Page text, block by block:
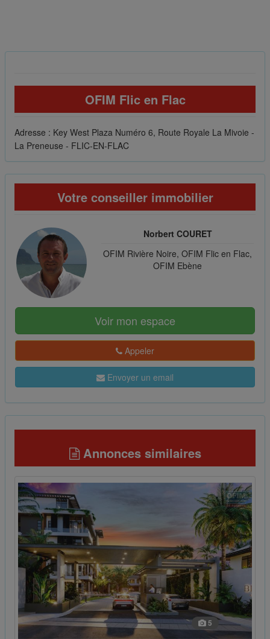
OFIM Flic en Flac
Adresse : Key West Plaza Numéro 6, Route Royale La Mivoie -
La Preneuse - FLIC-EN-FLAC
Votre conseiller immobilier
Norbert COURET
OFIM Rivière Noire, OFIM Flic en Flac,
OFIM Ebène
Voir mon espace
Appeler
Envoyer un email
Annonces similaires
5